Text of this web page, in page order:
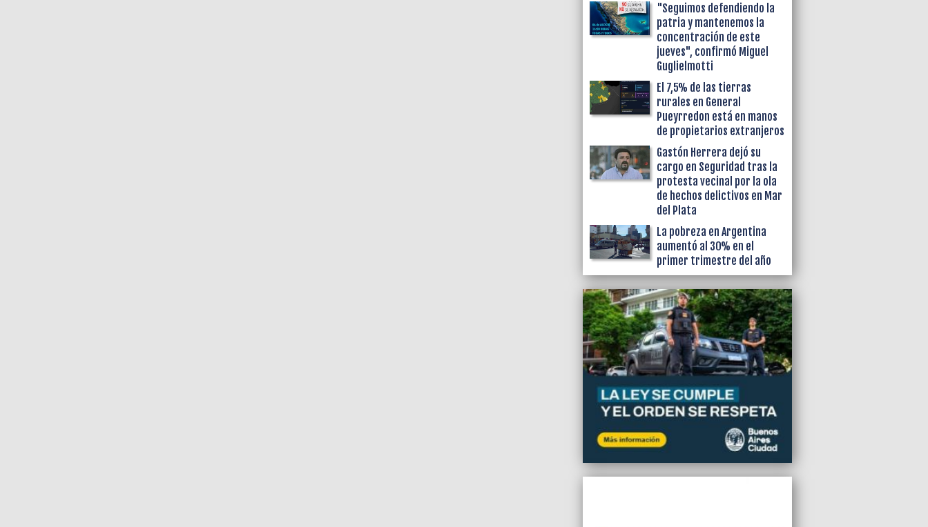
"Seguimos defendiendo la
patria y mantenemos la
concentración de este
jueves", confirmó Miguel
Guglielmotti
El 7,5% de las tierras
rurales en General
Pueyrredon está en manos
de propietarios extranjeros
Gastón Herrera dejó su
cargo en Seguridad tras la
protesta vecinal por la ola
de hechos delictivos en Mar
del Plata
La pobreza en Argentina
aumentó al 30% en el
primer trimestre del año